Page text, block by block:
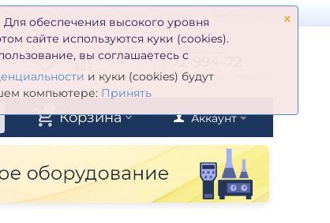
×
Для обеспечения высокого уровня
сайте используются куки (cookies).
вы соглашаетесь с
и куки (cookies) будут
компьютере: Принять
zakaz@inmarkon.ru
+7(351)72-994-72
Заказать обратный звонок
Аккаунт
Корзина